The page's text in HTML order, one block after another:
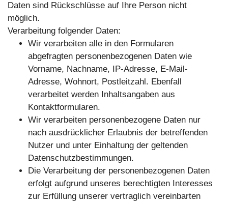
Daten sind Rückschlüsse auf Ihre Person nicht
möglich.
Verarbeitung folgender Daten:
Wir verarbeiten alle in den Formularen
abgefragten personenbezogenen Daten wie
Vorname, Nachname, IP-Adresse, E-Mail-
Adresse, Wohnort, Postleitzahl. Ebenfall
verarbeitet werden Inhaltsangaben aus
Kontaktformularen.
Wir verarbeiten personenbezogene Daten nur
nach ausdrücklicher Erlaubnis der betreffenden
Nutzer und unter Einhaltung der geltenden
Datenschutzbestimmungen.
Die Verarbeitung der personenbezogenen Daten
erfolgt aufgrund unseres berechtigten Interesses
zur Erfüllung unserer vertraglich vereinbarten